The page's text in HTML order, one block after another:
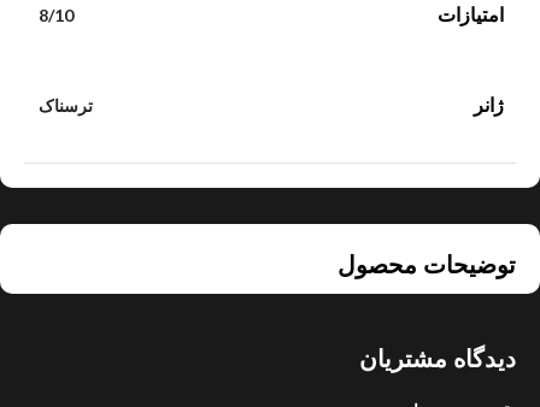
توضیحات محصول
امتیازات 8/10
ژانر ترسناک
دیدگاه مشتریان